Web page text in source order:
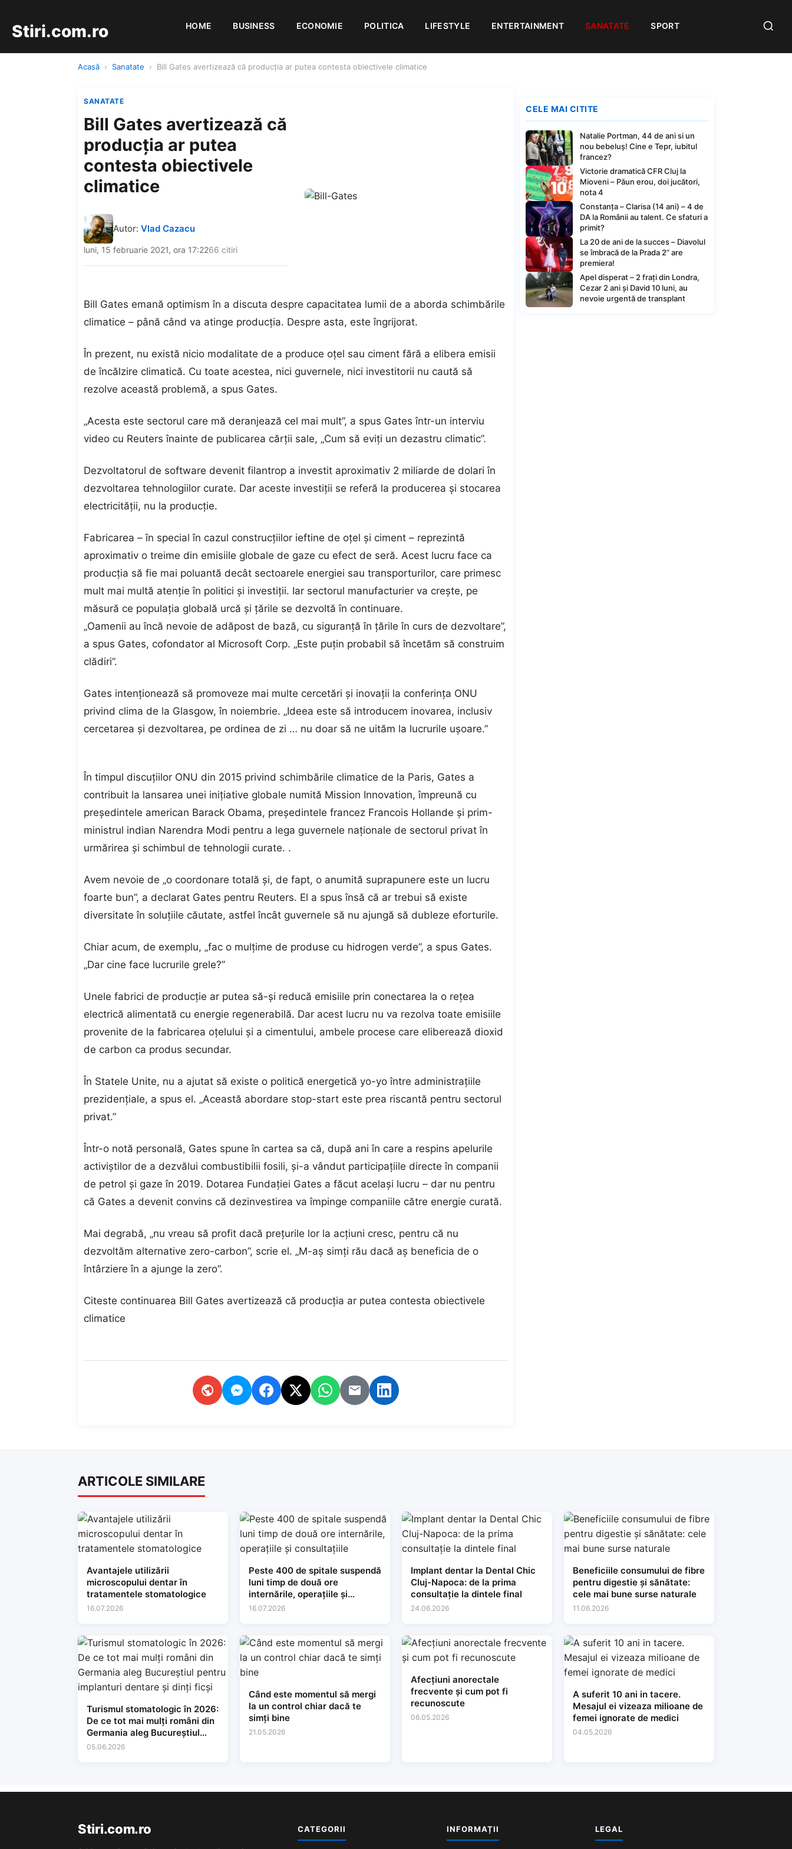
Stiri.com.ro HOME BUSINESS ECONOMIE POLITICA LIFESTYLE ENTERTAINMENT SANATATE SPORT
Acasă › Sanatate › Bill Gates avertizează că producția ar putea contesta obiectivele climatice
SANATATE
Bill Gates avertizează că
producția ar putea
contesta obiectivele
climatice
Autor: Vlad Cazacu
luni, 15 februarie 2021, ora 17:2266 citiri
Bill Gates emană optimism în a discuta despre capacitatea lumii de a aborda schimbările
climatice – până când va atinge producția. Despre asta, este îngrijorat.
În prezent, nu există nicio modalitate de a produce oțel sau ciment fără a elibera emisii
de încălzire climatică. Cu toate acestea, nici guvernele, nici investitorii nu caută să
rezolve această problemă, a spus Gates.
„Acesta este sectorul care mă deranjează cel mai mult”, a spus Gates într-un interviu
video cu Reuters înainte de publicarea cărții sale, „Cum să eviți un dezastru climatic”.
Dezvoltatorul de software devenit filantrop a investit aproximativ 2 miliarde de dolari în
dezvoltarea tehnologiilor curate. Dar aceste investiții se referă la producerea și stocarea
electricității, nu la producție.
Fabricarea – în special în cazul construcțiilor ieftine de oțel și ciment – reprezintă
aproximativ o treime din emisiile globale de gaze cu efect de seră. Acest lucru face ca
producția să fie mai poluantă decât sectoarele energiei sau transporturilor, care primesc
mult mai multă atenție în politici și investiții. Iar sectorul manufacturier va crește, pe
măsură ce populația globală urcă și țările se dezvoltă în continuare.
„Oamenii au încă nevoie de adăpost de bază, cu siguranță în țările în curs de dezvoltare”,
a spus Gates, cofondator al Microsoft Corp. „Este puțin probabil să încetăm să construim
clădiri”.
Gates intenționează să promoveze mai multe cercetări și inovații la conferința ONU
privind clima de la Glasgow, în noiembrie. „Ideea este să introducem inovarea, inclusiv
cercetarea și dezvoltarea, pe ordinea de zi … nu doar să ne uităm la lucrurile ușoare.”
În timpul discuțiilor ONU din 2015 privind schimbările climatice de la Paris, Gates a
contribuit la lansarea unei inițiative globale numită Mission Innovation, împreună cu
președintele american Barack Obama, președintele francez Francois Hollande și prim-
ministrul indian Narendra Modi pentru a lega guvernele naționale de sectorul privat în
urmărirea și schimbul de tehnologii curate. .
Avem nevoie de „o coordonare totală și, de fapt, o anumită suprapunere este un lucru
foarte bun”, a declarat Gates pentru Reuters. El a spus însă că ar trebui să existe
diversitate în soluțiile căutate, astfel încât guvernele să nu ajungă să dubleze eforturile.
Chiar acum, de exemplu, „fac o mulțime de produse cu hidrogen verde”, a spus Gates.
„Dar cine face lucrurile grele?”
Unele fabrici de producție ar putea să-și reducă emisiile prin conectarea la o rețea
electrică alimentată cu energie regenerabilă. Dar acest lucru nu va rezolva toate emisiile
provenite de la fabricarea oțelului și a cimentului, ambele procese care eliberează dioxid
de carbon ca produs secundar.
În Statele Unite, nu a ajutat să existe o politică energetică yo-yo între administrațiile
prezidențiale, a spus el. „Această abordare stop-start este prea riscantă pentru sectorul
privat.”
Într-o notă personală, Gates spune în cartea sa că, după ani în care a respins apelurile
activiștilor de a dezvălui combustibilii fosili, și-a vândut participațiile directe în companii
de petrol și gaze în 2019. Dotarea Fundației Gates a făcut același lucru – dar nu pentru
că Gates a devenit convins că dezinvestirea va împinge companiile către energie curată.
Mai degrabă, „nu vreau să profit dacă prețurile lor la acțiuni cresc, pentru că nu
dezvoltăm alternative zero-carbon”, scrie el. „M-aș simți rău dacă aș beneficia de o
întârziere în a ajunge la zero”.
Citeste continuarea Bill Gates avertizează că producția ar putea contesta obiectivele
climatice
CELE MAI CITITE
Natalie Portman, 44 de ani si un
nou bebeluș! Cine e Tepr, iubitul
francez?
Victorie dramatică CFR Cluj la
Mioveni – Păun erou, doi jucători,
nota 4
Constanța – Clarisa (14 ani) – 4 de
DA la Românii au talent. Ce sfaturi a
primit?
La 20 de ani de la succes – Diavolul
se îmbracă de la Prada 2” are
premiera!
Apel disperat – 2 frați din Londra,
Cezar 2 ani și David 10 luni, au
nevoie urgentă de transplant
ARTICOLE SIMILARE
Avantajele utilizării
microscopului dentar în
tratamentele stomatologice
16.07.2026
Peste 400 de spitale suspendă
luni timp de două ore
internările, operațiile și
consultațiile
16.07.2026
Implant dentar la Dental Chic
Cluj-Napoca: de la prima
consultație la dintele final
24.06.2026
Beneficiile consumului de fibre
pentru digestie și sănătate:
cele mai bune surse naturale
11.06.2026
Turismul stomatologic în 2026:
De ce tot mai mulți români din
Germania aleg Bucureștiul
pentru implanturi dentare și
05.06.2026
Când este momentul să mergi
la un control chiar dacă te
simți bine
21.05.2026
Afecțiuni anorectale
frecvente și cum pot fi
recunoscute
06.05.2026
A suferit 10 ani in tacere.
Mesajul ei vizeaza milioane de
femei ignorate de medici
04.05.2026
Stiri.com.ro CATEGORII INFORMAȚII LEGAL